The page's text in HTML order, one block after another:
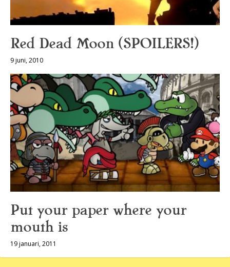
Red Dead Moon (SPOILERS!)
9 juni, 2010
Put your paper where your
mouth is
19 januari, 2011